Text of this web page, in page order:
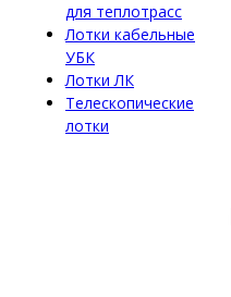
для теплотрасс
Лотки кабельные
УБК
Лотки ЛК
Телескопические
лотки